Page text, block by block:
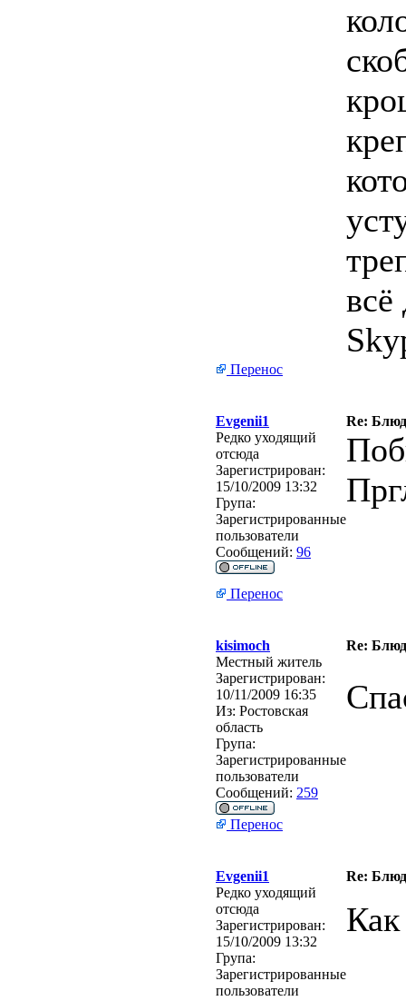
всё
Перенос
Evgenii1
Re:
Редко уходящий
отсюда
Зарегистрирован:
15/10/2009 13:32
Група:
Зарегистрированные
пользователи
Сообщений: 96
Перенос
kisimoch
Re:
Местный житель
Зарегистрирован:
10/11/2009 16:35
Из: Ростовская
область
Група:
Зарегистрированные
пользователи
Сообщений: 259
Перенос
Evgenii1
Re:
Редко уходящий
отсюда
Зарегистрирован:
15/10/2009 13:32
Група:
Зарегистрированные
пользователи
Как